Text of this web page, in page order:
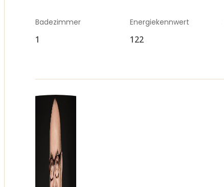
Badezimmer
1
Energiekennwert
122